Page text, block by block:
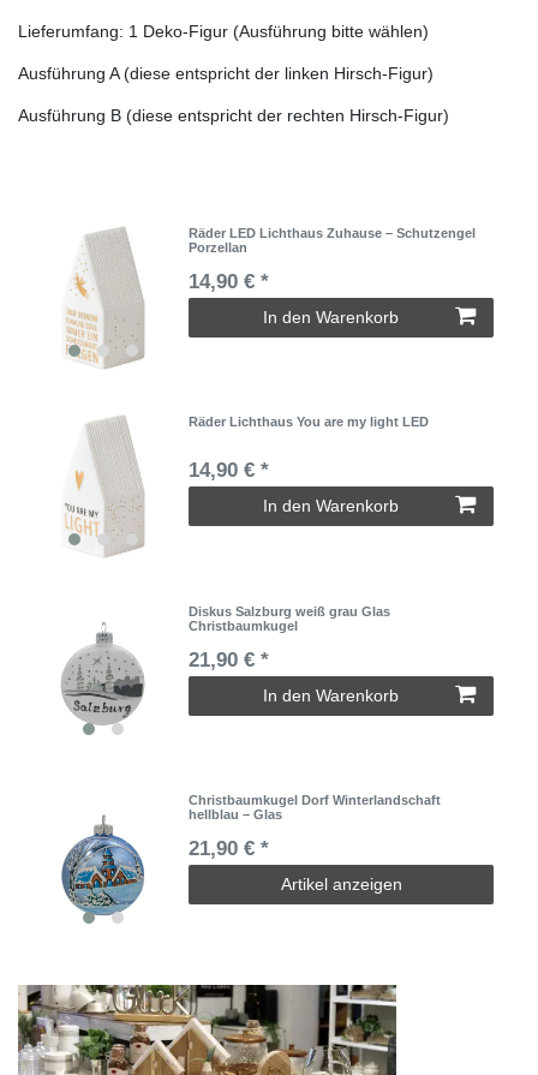
Lieferumfang: 1 Deko-Figur (Ausführung bitte wählen)
Ausführung A (diese entspricht der linken Hirsch-Figur)
Ausführung B (diese entspricht der rechten Hirsch-Figur)
Räder LED Lichthaus Zuhause – Schutzengel
Porzellan
14,90 € *
In den Warenkorb
Räder Lichthaus You are my light LED
14,90 € *
In den Warenkorb
Diskus Salzburg weiß grau Glas
Christbaumkugel
21,90 € *
In den Warenkorb
Christbaumkugel Dorf Winterlandschaft
hellblau – Glas
21,90 € *
Artikel anzeigen